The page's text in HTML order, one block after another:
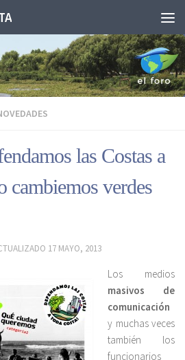
las Costas a
cambiemos verdes
17 MAYO, 2013
Los medios
masivos de
comunicación
y muchas veces
también los
funcionarios